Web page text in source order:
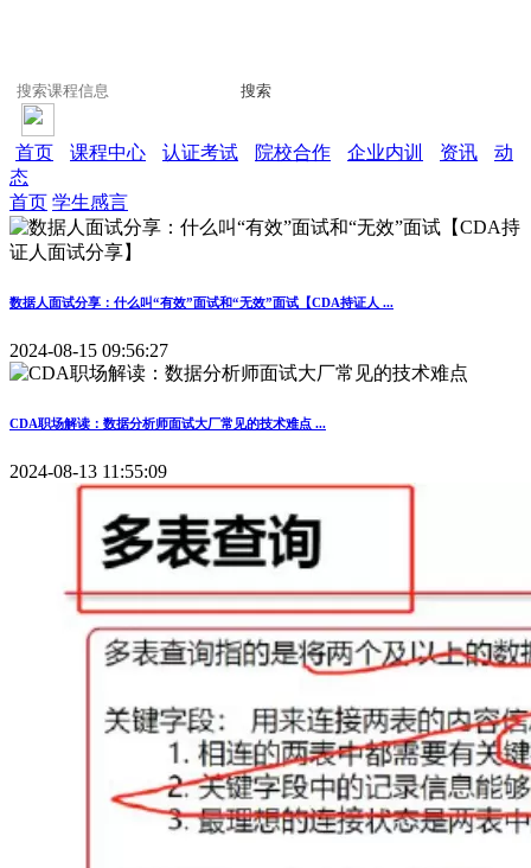
搜索
首页 课程中心 认证考试 院校合作 企业内训 资讯
动
态
首页 学生感言
数据人面试分享：什么叫“有效”面试和“无效”面试【CDA持证人 ...
2024-08-15 09:56:27
CDA职场解读：数据分析师面试大厂常见的技术难点 ...
2024-08-13 11:55:09